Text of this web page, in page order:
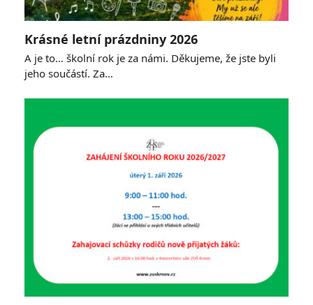
Krásné letní prázdniny 2026
A je to… školní rok je za námi. Děkujeme, že jste byli
jeho součástí. Za…